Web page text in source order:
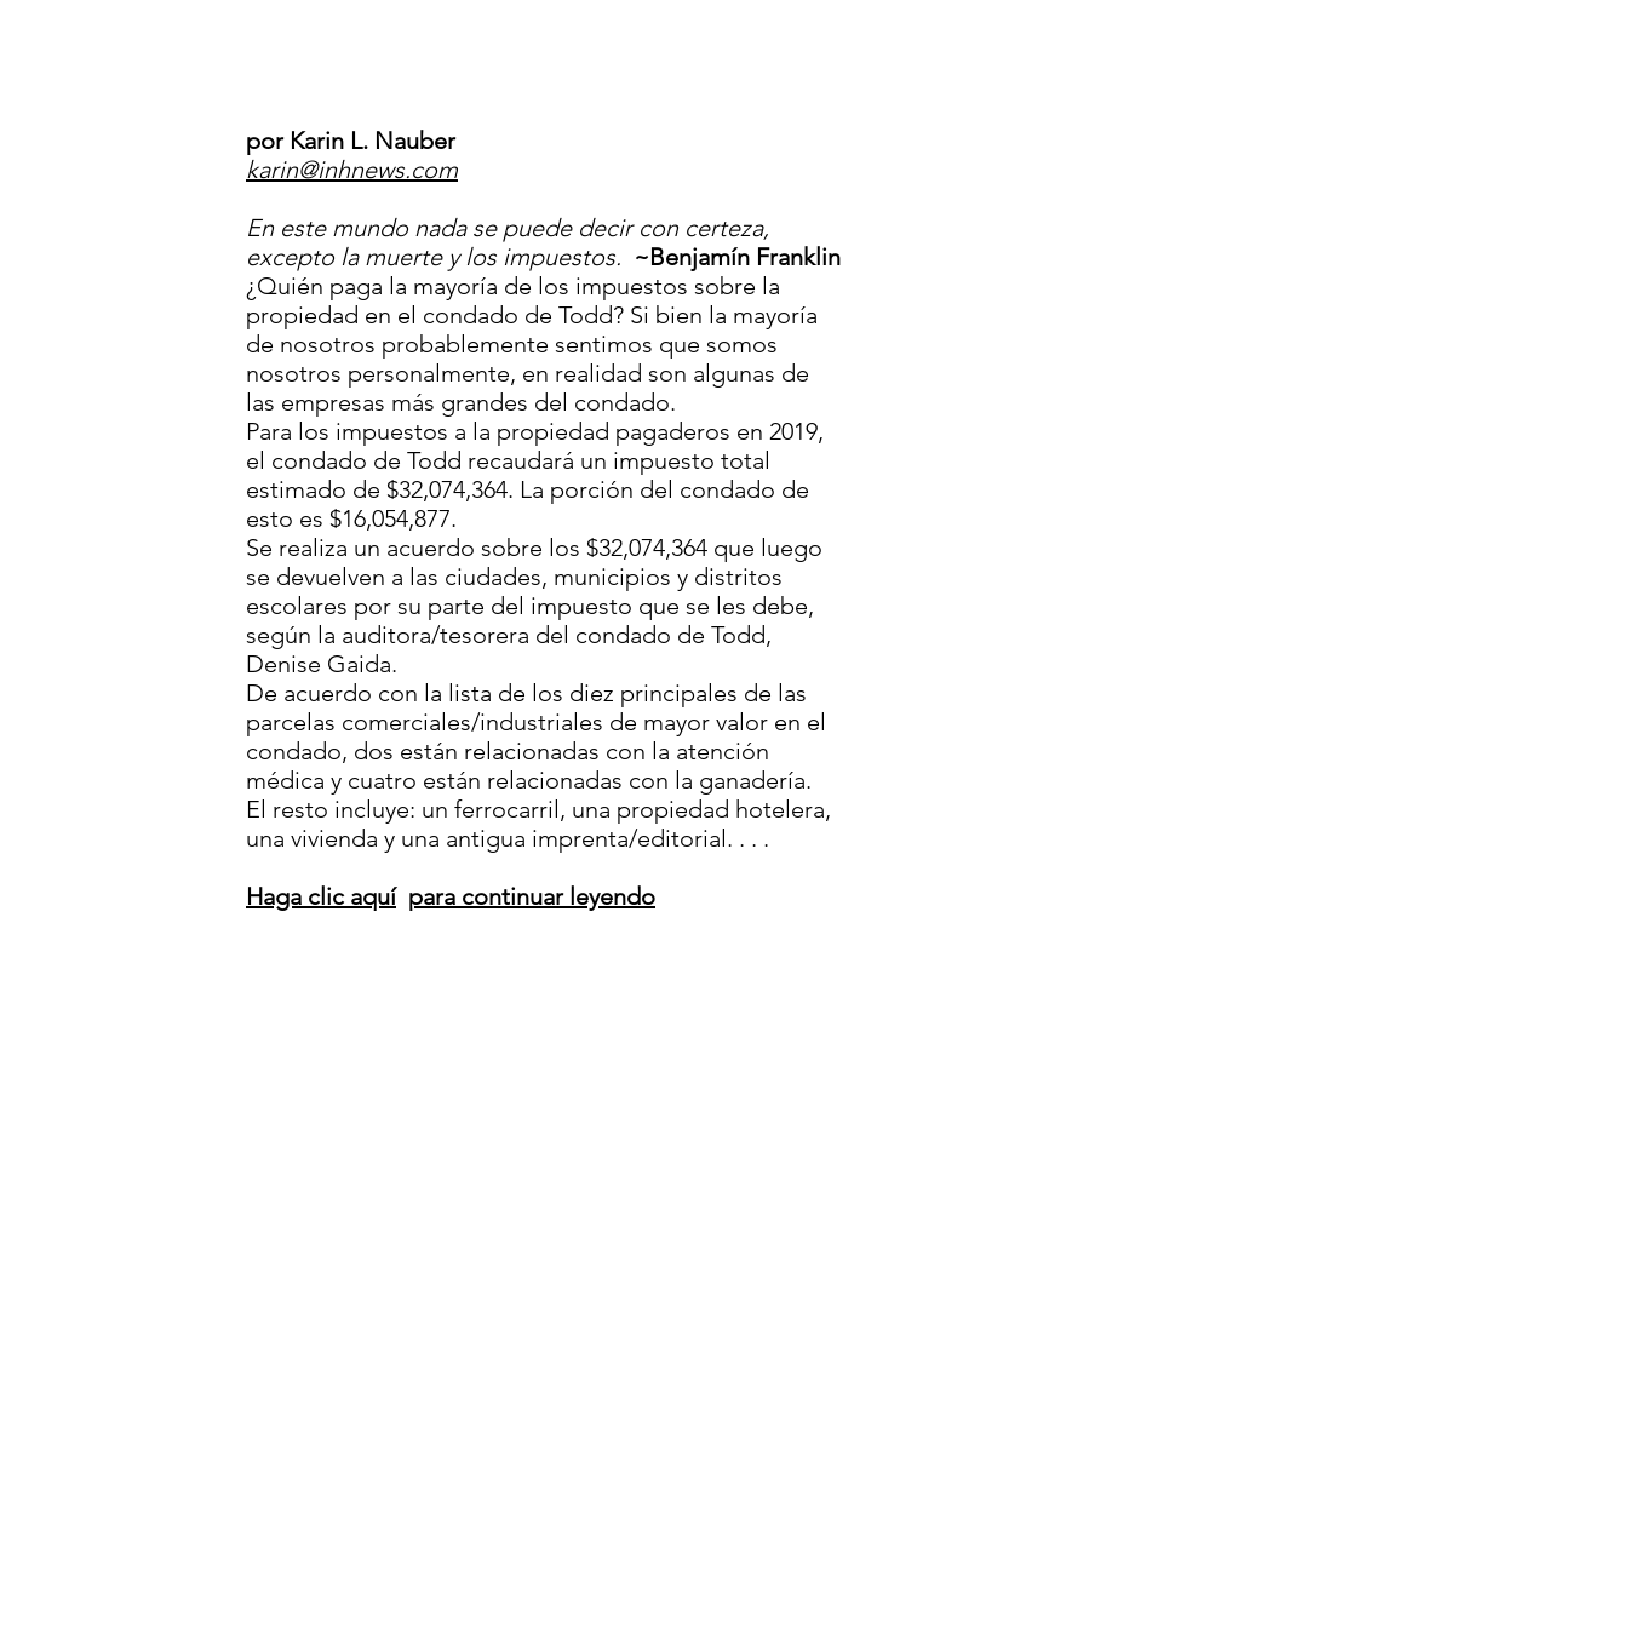
por Karin L. Nauber
karin@inhnews.com
En este mundo nada se puede decir con certeza,
excepto la muerte y los impuestos. ~Benjamín Franklin
¿Quién paga la mayoría de los impuestos sobre la
propiedad en el condado de Todd? Si bien la mayoría
de nosotros probablemente sentimos que somos
nosotros personalmente, en realidad son algunas de
las empresas más grandes del condado.
Para los impuestos a la propiedad pagaderos en 2019,
el condado de Todd recaudará un impuesto total
estimado de $32,074,364. La porción del condado de
esto es $16,054,877.
Se realiza un acuerdo sobre los $32,074,364 que luego
se devuelven a las ciudades, municipios y distritos
escolares por su parte del impuesto que se les debe,
según la auditora/tesorera del condado de Todd,
Denise Gaida.
De acuerdo con la lista de los diez principales de las
parcelas comerciales/industriales de mayor valor en el
condado, dos están relacionadas con la atención
médica y cuatro están relacionadas con la ganadería.
El resto incluye: un ferrocarril, una propiedad hotelera,
una vivienda y una antigua imprenta/editorial. . . .
Haga clic aquí para continuar leyendo